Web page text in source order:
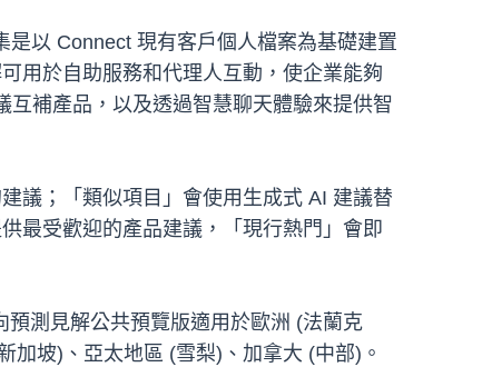
以 Connect 現有客戶個人檔案為基礎建置
用於自助服務和代理人互動，使企業能夠
補產品，以及透過智慧聊天體驗來提供智
議；「類似項目」會使用生成式 AI 建議替
最受歡迎的產品建議，「現行熱門」會即
測見解公共預覽版適用於歐洲 (法蘭克
坡)、亞太地區 (雪梨)、加拿大 (中部)。